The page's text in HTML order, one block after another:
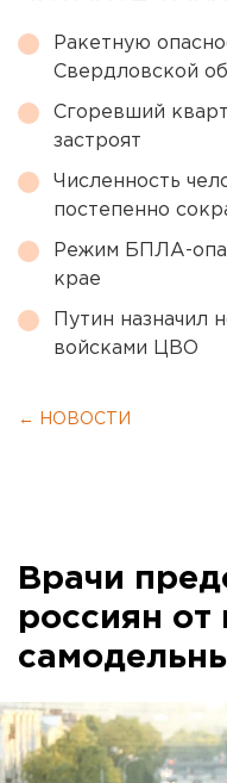
Ракетную
Свердловской
Сгоревший
застроят
Численность
постепенно
Режим БПЛА-
крае
Путин назначил
войсками ЦВО
← НОВОСТИ
Врачи
россиян от